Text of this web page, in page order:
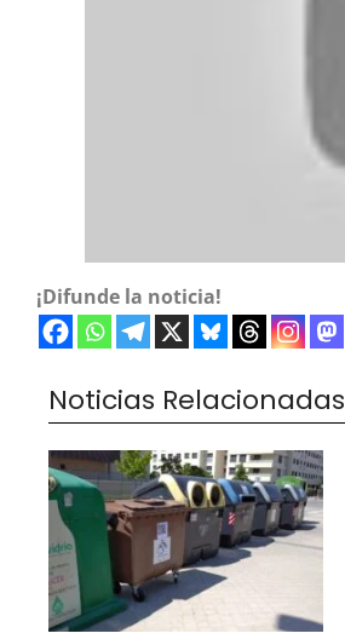
¡Difunde la noticia!
Noticias Relacionadas